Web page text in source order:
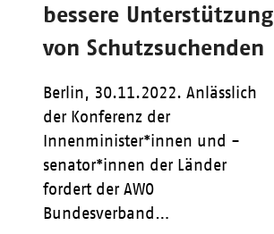
bessere Unterstützung
von Schutzsuchenden
Berlin, 30.11.2022. Anlässlich
der Konferenz der
Innenminister*innen und -
senator*innen der Länder
fordert der AWO
Bundesverband…